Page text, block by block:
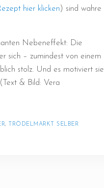
hier klicken) sind wahre
Nebeneffekt: Die
sich – zumindest von einem
stolz. Und es motiviert sie
& Bild: Vera
,
TRÖDELMARKT SELBER